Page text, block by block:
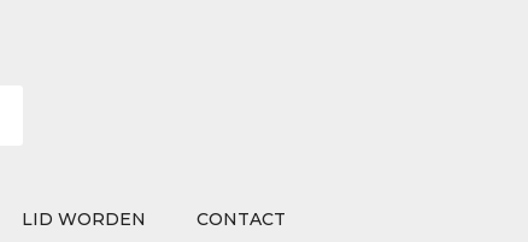
LID WORDEN CONTACT